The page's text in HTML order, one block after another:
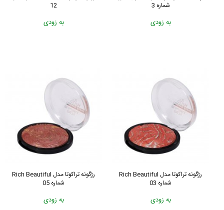
شماره 3
به زودی
12
به زودی
رژگونه تراکوتا مدل Rich Beautiful
شماره 03
به زودی
رژگونه تراکوتا مدل Rich Beautiful
شماره 05
به زودی